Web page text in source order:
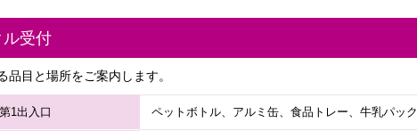
ル受付
品目と場所をご案内します。
1出入口 ペットボトル、アルミ缶、食品トレー、牛乳パック